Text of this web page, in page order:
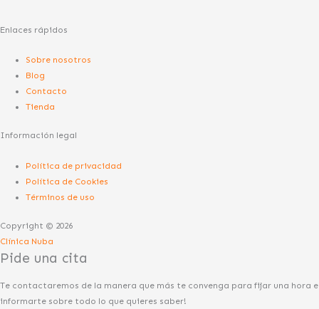
Enlaces rápidos
Sobre nosotros
Blog
Contacto
Tienda
Información legal
Política de privacidad
Política de Cookies
Términos de uso
Copyright © 2026
Clínica Nuba
Pide una cita
Te contactaremos de la manera que más te convenga para fijar una hora e
informarte sobre todo lo que quieres saber!